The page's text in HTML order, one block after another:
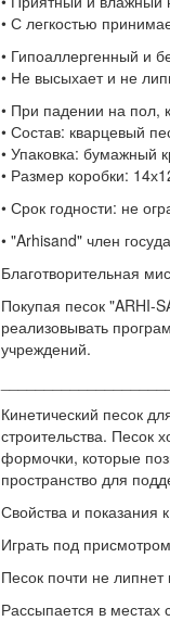
• С легкостью
• Гипоаллергенный и
• Не высыхает и не
• При падении на пол,
• Состав: кварцевый
• Упаковка: бумажный
• Размер коробки:
• Срок годности: не
• "Arhisand" член
Благотворительная
Покупая песок "ARHI-
реализовывать
учреждений.
Кинетический песок
строительства. Песок
формочки, которые
пространство для
Свойства и показания
Играть под
Песок почти не липнет
Рассыпается в местах